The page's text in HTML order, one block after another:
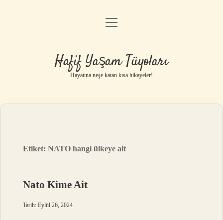
Anasayfa
Yasal Uyarı
menüyü
Hafif Yaşam Tüyoları
Hayatına neşe katan kısa hikayeler!
Etiket:NATO hangi ülkeye ait
Nato Kime Ait
Tarih: Eylül 26, 2024